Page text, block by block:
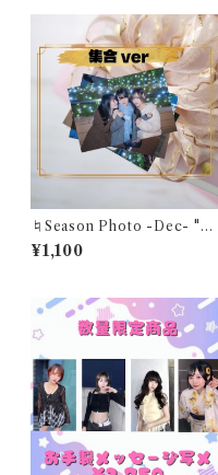
♮Season Photo -Dec- "ひ
かり瞬く街を君と2人で~”集合ブ
ロマイド(1セット3枚)
¥1,100